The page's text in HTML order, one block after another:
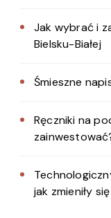
Jak wybrać i
Bielsku-Białej
Śmieszne
Ręczniki na
jak zmieniły